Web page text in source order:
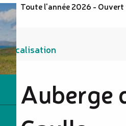
Toute l'année 2026 - Ouvert
Localisation
Auberge